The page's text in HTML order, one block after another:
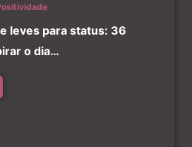
leves para status: 36
o dia…